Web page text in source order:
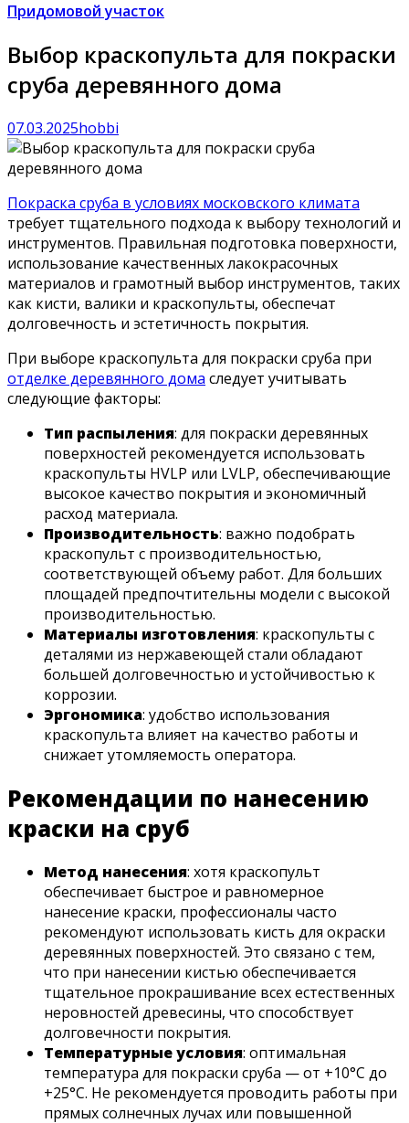
Придомовой участок
Выбор краскопульта для покраски
сруба деревянного дома
07.03.2025hobbi
Покраска сруба в условиях московского климата
требует тщательного подхода к выбору технологий и
инструментов. Правильная подготовка поверхности,
использование качественных лакокрасочных
материалов и грамотный выбор инструментов, таких
как кисти, валики и краскопульты, обеспечат
долговечность и эстетичность покрытия.
При выборе краскопульта для покраски сруба при
отделке деревянного дома следует учитывать
следующие факторы:
Тип распыления: для покраски деревянных
поверхностей рекомендуется использовать
краскопульты HVLP или LVLP, обеспечивающие
высокое качество покрытия и экономичный
расход материала.​
Производительность: важно подобрать
краскопульт с производительностью,
соответствующей объему работ. Для больших
площадей предпочтительны модели с высокой
производительностью.​
Материалы изготовления: краскопульты с
деталями из нержавеющей стали обладают
большей долговечностью и устойчивостью к
коррозии.​
Эргономика: удобство использования
краскопульта влияет на качество работы и
снижает утомляемость оператора.
Рекомендации по нанесению
краски на сруб
Метод нанесения: хотя краскопульт
обеспечивает быстрое и равномерное
нанесение краски, профессионалы часто
рекомендуют использовать кисть для окраски
деревянных поверхностей. Это связано с тем,
что при нанесении кистью обеспечивается
тщательное прокрашивание всех естественных
неровностей древесины, что способствует
долговечности покрытия.​
Температурные условия: оптимальная
температура для покраски сруба — от +10°C до
+25°C. Не рекомендуется проводить работы при
прямых солнечных лучах или повышенной